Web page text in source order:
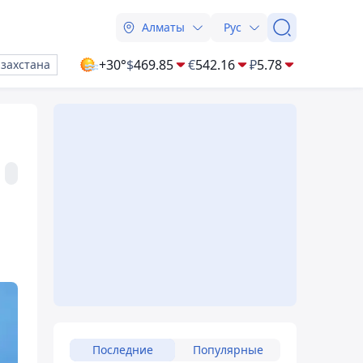
Алматы Рус
+30°$469.85 €542.16 ₽5.78
Последние Популярные